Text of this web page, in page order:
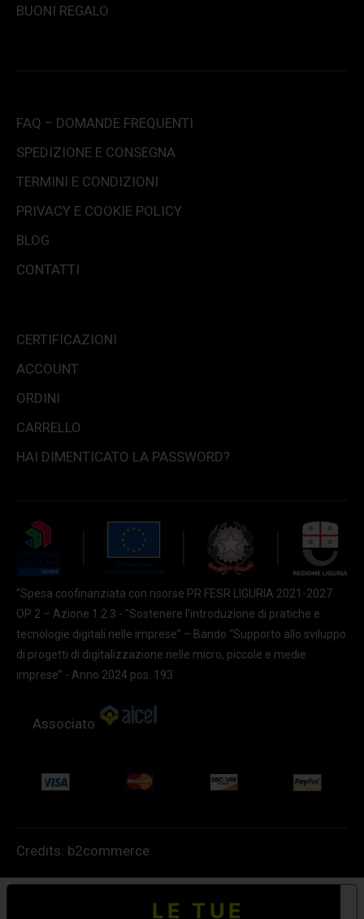
BUONI REGALO
FAQ – DOMANDE FREQUENTI
SPEDIZIONE E CONSEGNA
TERMINI E CONDIZIONI
PRIVACY E COOKIE POLICY
BLOG
CONTATTI
CERTIFICAZIONI
ACCOUNT
ORDINI
CARRELLO
HAI DIMENTICATO LA PASSWORD?
“Spesa coofinanziata con risorse PR FESR LIGURIA 2021-2027
OP 2 – Azione 1.2.3 - "Sostenere l'introduzione di pratiche e
tecnologie digitali nelle imprese” – Bando “Supporto allo sviluppo
di progetti di digitalizzazione nelle micro, piccole e medie
imprese” - Anno 2024 pos. 193
Associato
Credits: b2commerce
LE TUE